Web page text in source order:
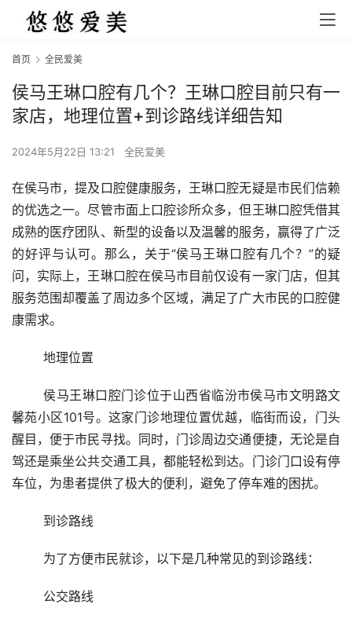
首页 全民爱美
侯马王琳口腔有几个？王琳口腔目前只有一
家店，地理位置+到诊路线详细告知
2024年5月22日 13:21 全民爱美
在侯马市，提及口腔健康服务，王琳口腔无疑是市民们信赖
的优选之一。尽管市面上口腔诊所众多，但王琳口腔凭借其
成熟的医疗团队、新型的设备以及温馨的服务，赢得了广泛
的好评与认可。那么，关于“侯马王琳口腔有几个？”的疑
问，实际上，王琳口腔在侯马市目前仅设有一家门店，但其
服务范围却覆盖了周边多个区域，满足了广大市民的口腔健
康需求。
	地理位置
	侯马王琳口腔门诊位于山西省临汾市侯马市文明路文
馨苑小区101号。这家门诊地理位置优越，临街而设，门头
醒目，便于市民寻找。同时，门诊周边交通便捷，无论是自
驾还是乘坐公共交通工具，都能轻松到达。门诊门口设有停
车位，为患者提供了极大的便利，避免了停车难的困扰。
	到诊路线
	为了方便市民就诊，以下是几种常见的到诊路线：
	公交路线